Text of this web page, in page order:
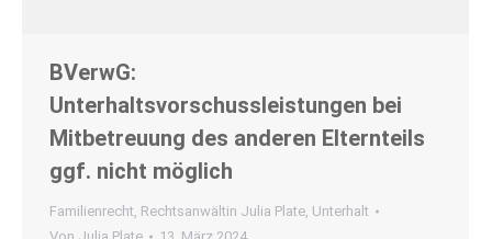
BVerwG:
Unterhaltsvorschussleistungen bei
Mitbetreuung des anderen Elternteils
ggf. nicht möglich
Familienrecht, Rechtsanwältin Julia Plate, Unterhalt